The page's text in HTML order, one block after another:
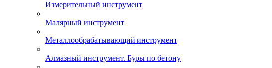
Измерительный инструмент
Малярный инструмент
Металлообрабатывающий инструмент
Алмазный инструмент. Буры по бетону